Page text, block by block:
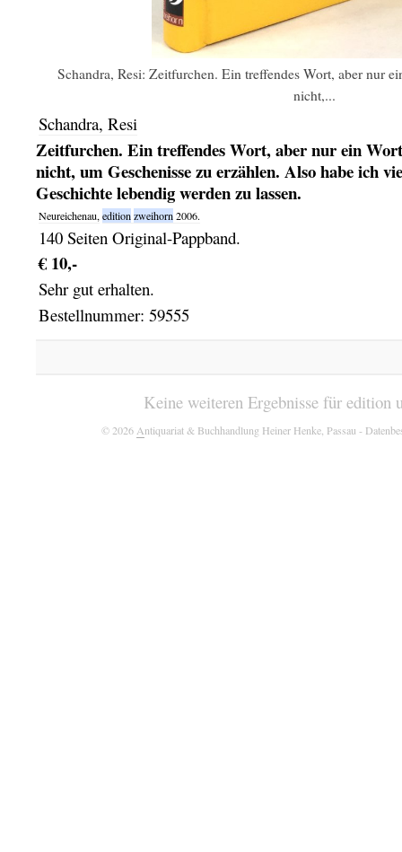
Schandra, Resi: Zeitfurchen. Ein treffendes Wort, aber nur
nicht,...
Schandra, Resi
Zeitfurchen. Ein treffendes Wort, aber nur ein
nicht, um Geschenisse zu erzählen. Also habe ich
Geschichte lebendig werden zu lassen.
Neureichenau, edition zweihorn 2006.
140 Seiten Original-Pappband.
€ 10,-
Sehr gut erhalten.
Bestellnummer: 59555
Keine weiteren Ergebnisse für edition
© 2026Antiquariat & Buchhandlung Heiner Henke, Passau -